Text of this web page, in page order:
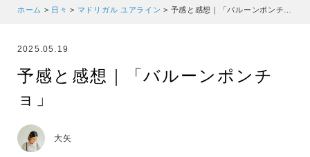
ホーム > 日々 > マドリガル ユアライン > 予感と感想｜「バルーンポンチョ」
2025.05.19
予感と感想｜「バルーンポンチ
ョ」
大矢